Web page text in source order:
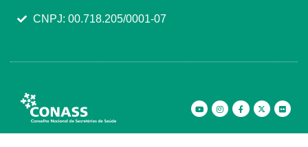
CNPJ: 00.718.205/0001-07